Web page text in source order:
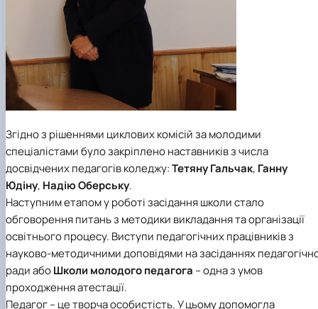
Згідно з рішеннями циклових комісій за молодими
спеціалістами було закріплено наставників з числа
досвідчених педагогів коледжу:Тетяну Гальчак, Ганну
Юдіну, Надію Оберську.
Наступним етапом у роботі засідання школи стало
обговорення питань з методики викладання та організації
освітнього процесу. Виступи педагогічних працівників з
науково-методичними доповідями на засіданнях
ради абоШколи молодого педагога – одна з умов
проходження атестації.
Педагог – це творча особистість. У цьому допомогла